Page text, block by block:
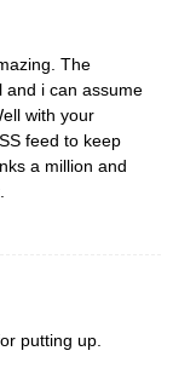
The
and i can assume
with your
feed to keep
a million and
putting up.